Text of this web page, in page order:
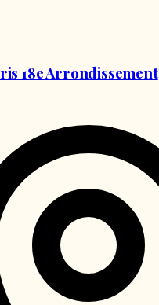
18e Arrondissement